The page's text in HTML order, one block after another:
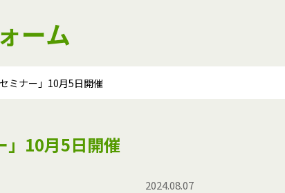
ーム
ミナー」10月5日開催
」10月5日開催
2024.08.07